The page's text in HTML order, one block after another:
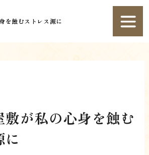
を蝕むストレス源に
敷が私の心身を蝕む
に